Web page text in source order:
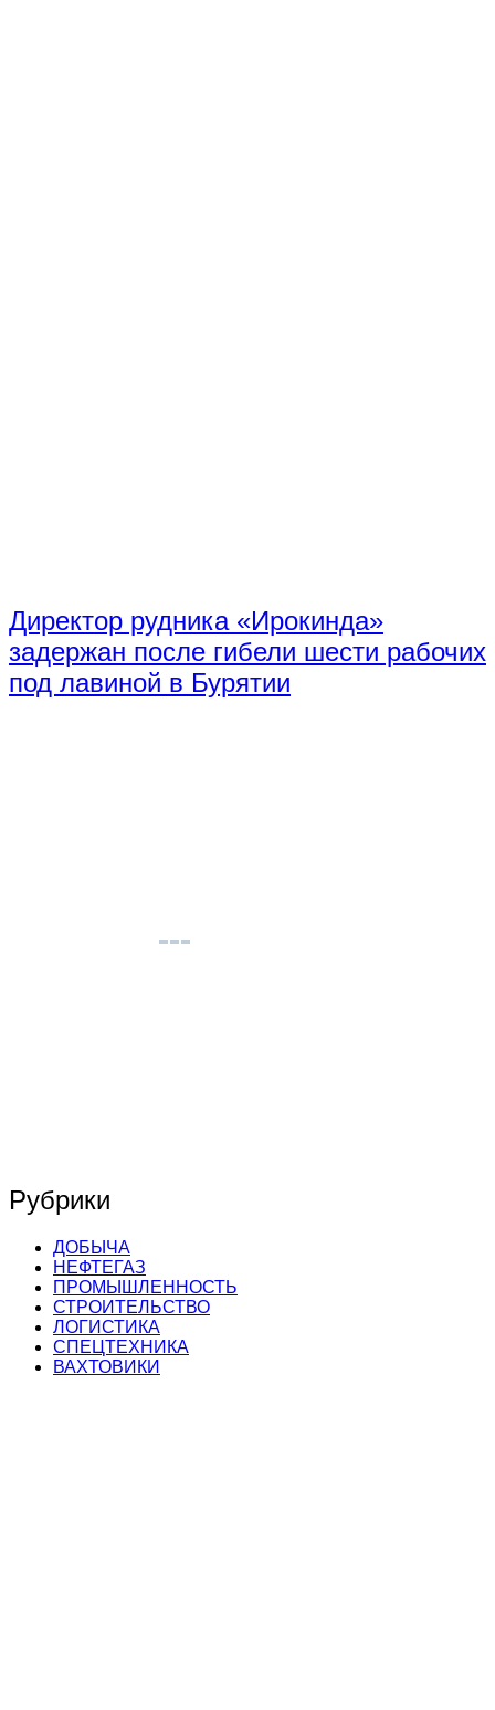
Директор рудника «Ирокинда»
задержан после гибели шести рабочих
под лавиной в Бурятии
Рубрики
ДОБЫЧА
НЕФТЕГАЗ
ПРОМЫШЛЕННОСТЬ
СТРОИТЕЛЬСТВО
ЛОГИСТИКА
СПЕЦТЕХНИКА
ВАХТОВИКИ